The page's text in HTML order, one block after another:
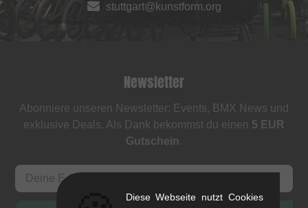
stuttgart@kunstform.org
Newsletter
Abonniere unseren Newsletter: Events, BMX News und
exklusive Deals. Als Dank bekommst du einen 5 EUR
Gutschein.
Diese Webseite nutzt Cookies